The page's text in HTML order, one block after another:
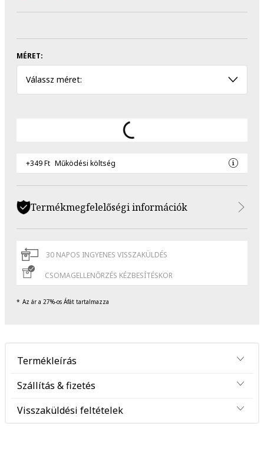
MÉRET:
Válassz méret:
+349 Ft Működési költség
Termékmegfelelőségi információk
30 NAPOS INGYENES VISSZAKÜLDÉS
CSOMAGELLENŐRZÉS KÉZBESÍTÉSKOR
Az ár a 27%-os Áfát tartalmazza
Termékleírás
Szállítás & fizetés
Visszaküldési feltételek